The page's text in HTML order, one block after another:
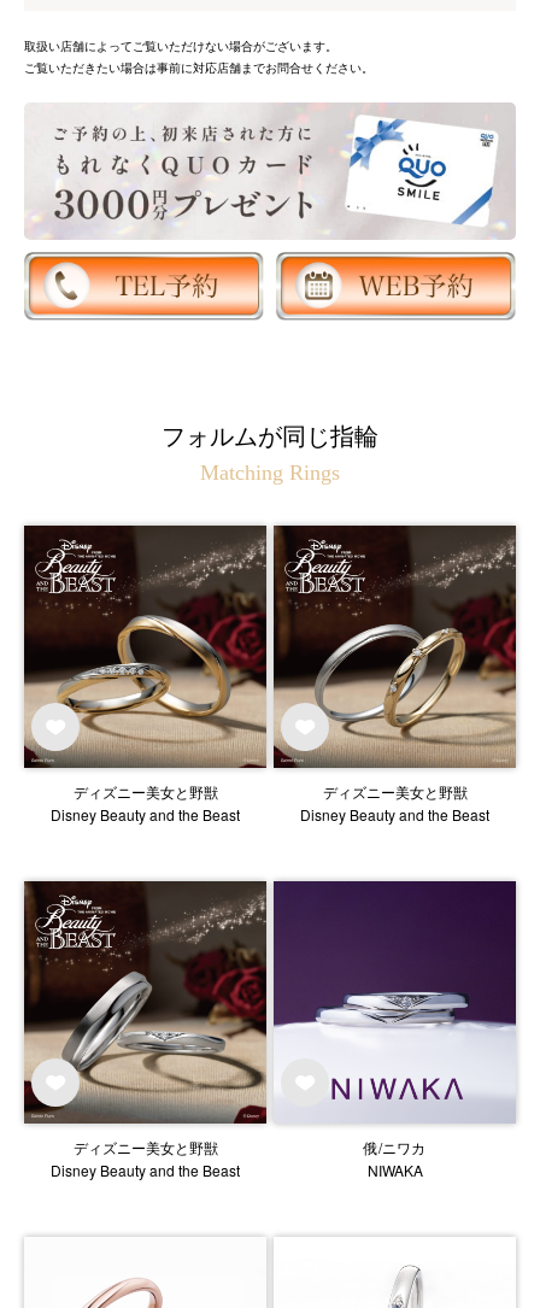
取扱い店舗によってご覧いただけない場合がございます。
ご覧いただきたい場合は事前に対応店舗までお問合せください。
フォルムが同じ指輪
Matching Rings
ディズニー美女と野獣
Disney Beauty and the Beast
ディズニー美女と野獣
Disney Beauty and the Beast
ディズニー美女と野獣
Disney Beauty and the Beast
俄/ニワカ
NIWAKA